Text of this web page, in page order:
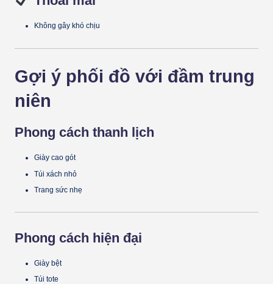
Không gây khó chịu
Gợi ý phối đồ với đầm trung
niên
Phong cách thanh lịch
Giày cao gót
Túi xách nhỏ
Trang sức nhẹ
Phong cách hiện đại
Giày bệt
Túi tote